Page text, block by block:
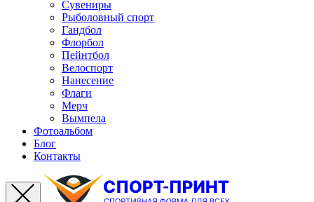
Сувениры
Рыболовный спорт
Гандбол
Флорбол
Пейнтбол
Велоспорт
Нанесение
Флаги
Мерч
Вымпела
Фотоальбом
Блог
Контакты